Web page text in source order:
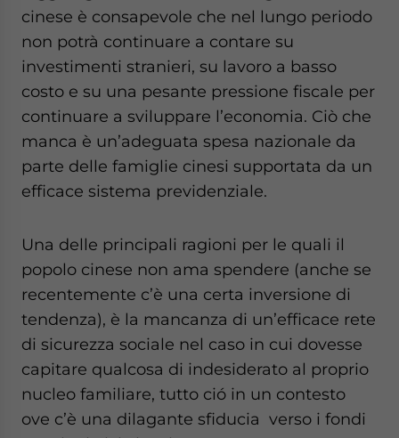
cinese è consapevole che nel lungo periodo
non potrà continuare a contare su
investimenti stranieri, su lavoro a basso
costo e su una pesante pressione fiscale per
continuare a sviluppare l’economia. Ciò che
manca è un’adeguata spesa nazionale da
parte delle famiglie cinesi supportata da un
efficace sistema previdenziale.
Una delle principali ragioni per le quali il
popolo cinese non ama spendere (anche se
recentemente c’è una certa inversione di
tendenza), è la mancanza di un’efficace rete
di sicurezza sociale nel caso in cui dovesse
capitare qualcosa di indesiderato al proprio
nucleo familiare, tutto ció in un contesto
ove c’è una dilagante sfiducia verso i fondi
website. Please send me business news and updates
- case sensitive